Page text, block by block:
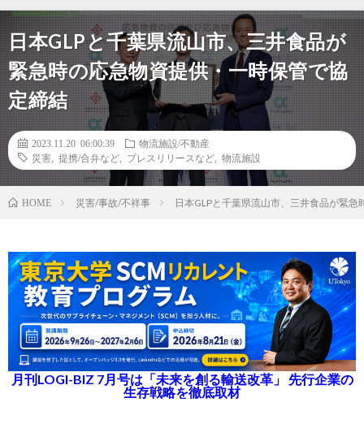
日本GLPと千葉県流山市、三井食品が
緊急時の応急物資提供・一時保管で協
定締結
2023.11.20 06:00:39
物流施設/不動産
災害
提携/合弁など プレスリリースなど 物流施設
HOME 災害/事故/不祥事 日本GLPと千葉県流山市、三井食品が緊
月刊LOGI-BIZ 7月号は「未来を創る輸送改革」 先行企業の
生存戦略を徹底取材